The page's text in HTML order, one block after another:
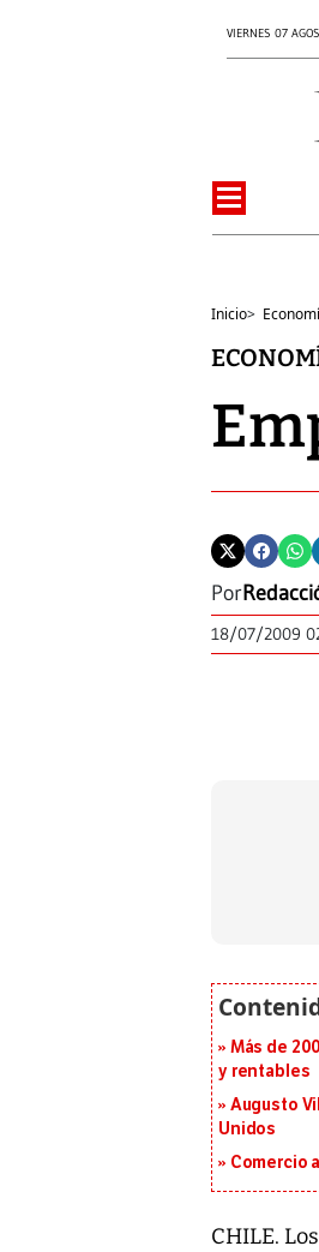
VIERNES 07
Inicio>
Por
18/07/2009
Más de
y rentables
Augusto
Unidos
Comercio
CHILE.